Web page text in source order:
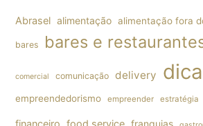
Abrasel alimentação alimentação fora
bares bares e
comercial comunicação delivery
empreendedorismo empreender estratégia
franquias